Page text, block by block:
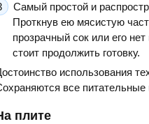
Самый простой и
Проткнув ею мясистую
прозрачный сок или его
стоит продолжить готовку.
использования
все питательные
плите